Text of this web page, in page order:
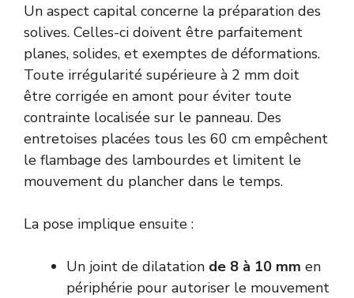
Un aspect capital concerne la préparation des
solives. Celles-ci doivent être parfaitement
planes, solides, et exemptes de déformations.
Toute irrégularité supérieure à 2 mm doit
être corrigée en amont pour éviter toute
contrainte localisée sur le panneau. Des
entretoises placées tous les 60 cm empêchent
le flambage des lambourdes et limitent le
mouvement du plancher dans le temps.
La pose implique ensuite :
Un joint de dilatation de 8 à 10 mm en
périphérie pour autoriser le mouvement